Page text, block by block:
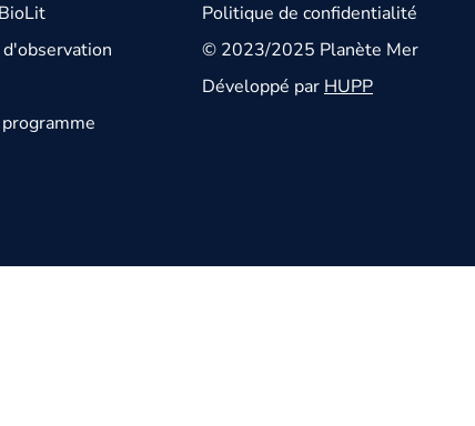
Politique de confidentialité
© 2023/2025 Planète Mer
Développé parHUPP